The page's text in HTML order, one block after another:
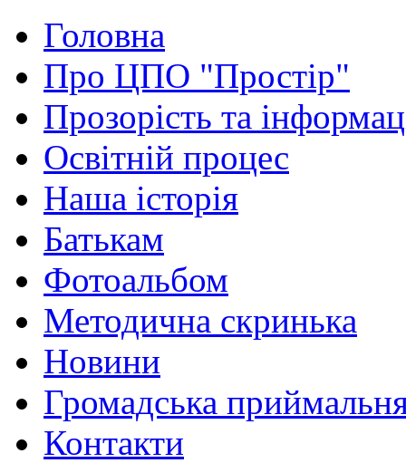
Головна
Про ЦПО "Простір"
Прозорість та
Освітній процес
Наша історія
Батькам
Фотоальбом
Методична скринька
Новини
Громадська
Контакти